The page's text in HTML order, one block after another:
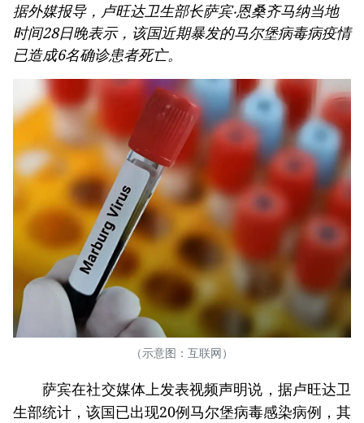
据外媒报导，卢旺达卫生部长萨宾‧恩桑齐马纳当地
时间28日晚表示，该国近期暴发的马尔堡病毒病疫情
已造成6名确诊患者死亡。
（示意图：互联网）
萨宾在社交媒体上发表视频声明说，据卢旺达卫
生部统计，该国已出现20例马尔堡病毒感染病例，其